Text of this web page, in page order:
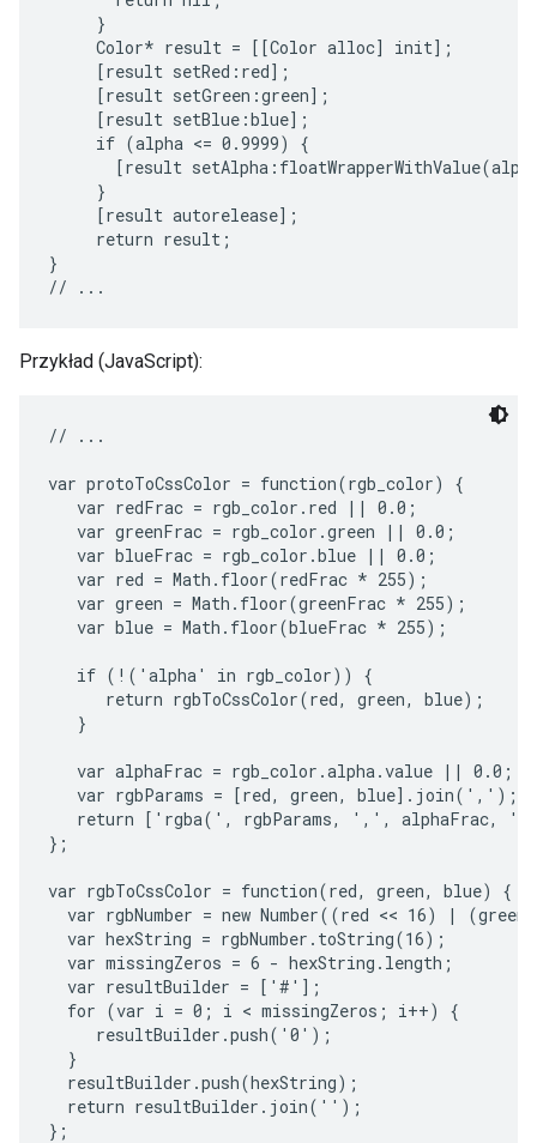
     }
     Color* result = [[Color alloc] init];
     [result setRed:red];
     [result setGreen:green];
     [result setBlue:blue];
     if (alpha <= 0.9999) {
[result
     }
     [result autorelease];
     return result;
}
Przykład (JavaScript):
// ...
var protoToCssColor = function(rgb_color) {
   var redFrac = rgb_color.red || 0.0;
   var greenFrac = rgb_color.green || 0.0;
   var blueFrac = rgb_color.blue || 0.0;
   var red = Math.floor(redFrac * 255);
   var green = Math.floor(greenFrac * 255);
   var blue = Math.floor(blueFrac * 255);
   if (!('alpha' in rgb_color)) {
      return rgbToCssColor(red, green, blue);
   }
   var alphaFrac = rgb_color.alpha.value || 0.0;
   var rgbParams = [red, green, blue].join(',');
return ['rgba(', rgbParams, ',', alphaFrac,
};
var rgbToCssColor = function(red, green, blue) {
var rgbNumber = new Number((red << 16) | (green
  var hexString = rgbNumber.toString(16);
  var missingZeros = 6 - hexString.length;
  var resultBuilder = ['#'];
  for (var i = 0; i < missingZeros; i++) {
     resultBuilder.push('0');
  }
  resultBuilder.push(hexString);
  return resultBuilder.join('');
};